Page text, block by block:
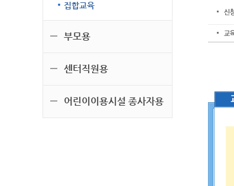
집합교육
부모용
센터직원용
어린이이용시설 종사자용